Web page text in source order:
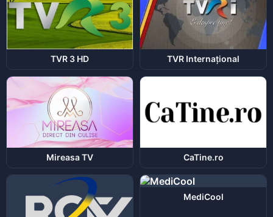
TVR 3 HD TVR Internațional
Mireasa TV CaTine.ro
MediCool